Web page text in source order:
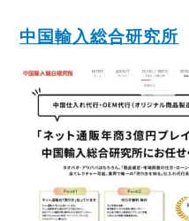
中国輸入総合研究所